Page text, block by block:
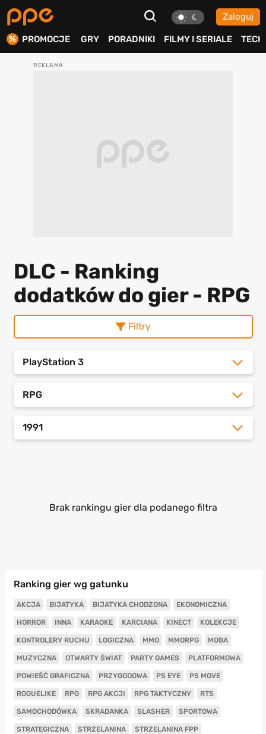
Zaloguj
PROMOCJE GRY PORADNIKI FILMY I SERIALE TECH
DLC - Ranking
dodatków do gier - RPG
Filtry
PlayStation 3
RPG
1991
Brak rankingu gier dla podanego filtra
Ranking gier wg gatunku
AKCJA BIJATYKA BIJATYKA CHODZONA EKONOMICZNA
HORROR INNA KARAOKE KARCIANA KINECT KOLEKCJE
KONTROLERY RUCHU LOGICZNA MMO MMORPG MOBA
MUZYCZNA OTWARTY ŚWIAT PARTY GAMES PLATFORMOWA
POWIEŚĆ GRAFICZNA PRZYGODOWA PS EYE PS MOVE
ROGUELIKE RPG RPG AKCJI RPG TAKTYCZNY RTS
SAMOCHODÓWKA SKRADANKA SLASHER SPORTOWA
STRATEGICZNA STRZELANINA STRZELANINA FPP